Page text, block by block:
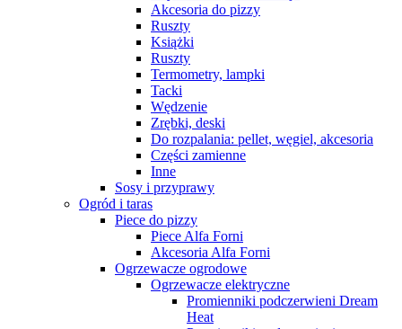
Akcesoria do pizzy
Ruszty
Książki
Ruszty
Termometry, lampki
Tacki
Wędzenie
Zrębki, deski
Do rozpalania: pellet, węgiel, akcesoria
Części zamienne
Inne
Sosy i przyprawy
Ogród i taras
Piece do pizzy
Piece Alfa Forni
Akcesoria Alfa Forni
Ogrzewacze ogrodowe
Ogrzewacze elektryczne
Promienniki podczerwieni Dream
Heat